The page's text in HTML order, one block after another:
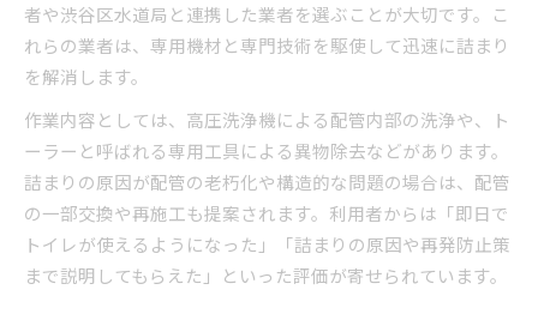
者や渋谷区水道局と連携した業者を選ぶことが大切です。こ
れらの業者は、専用機材と専門技術を駆使して迅速に詰まり
を解消します。
作業内容としては、高圧洗浄機による配管内部の洗浄や、ト
ーラーと呼ばれる専用工具による異物除去などがあります。
詰まりの原因が配管の老朽化や構造的な問題の場合は、配管
の一部交換や再施工も提案されます。利用者からは「即日で
トイレが使えるようになった」「詰まりの原因や再発防止策
まで説明してもらえた」といった評価が寄せられています。